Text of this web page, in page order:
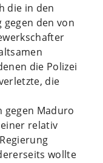
die in den
den von
die Polizei
die
gegen Maduro
relativ
wollte